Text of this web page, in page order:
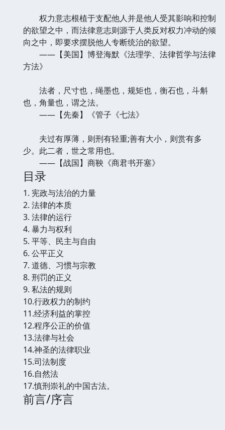
权力意志根植于支配他人并是他人受其影响和控制
的欲望之中，而法律意志则源于人类反对权力冲动的倾
向之中，即要求摆脱他人专断统治的欲望。
——【美国】博登海默《法理学、法律哲学与法律
方法》
法者，尺寸也，绳墨也，规矩也，衡石也，斗斛
也，角量也，谓之法。
——【先秦】《管子《七法》
夫过有厚薄，则刑有轻重;善有大小，则赏有多
少。此二者，世之常用也。
——【战国】商鞅《商君书开塞》
目录
1. 宪政与法治的力量
2. 法律的本质
3. 法律的运行
4. 暴力与权利
5. 平等、民主与自由
6. 公平正义
7. 道德、习惯与宗教
8. 刑罚的正义
9. 私法的规则
10.行政权力的制约
11.经济利益的掌控
12.程序公正的价值
13.法律与社会
14.神圣的法律职业
15.司法制度
16.自然法
17.慎刑崇礼的中国古法。
前言/序言